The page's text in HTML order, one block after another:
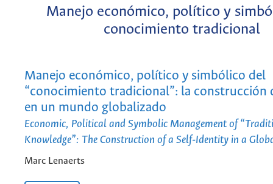
Manejo económico, político y
conocimiento tradicional
Manejo económico, político y simbólico del
“conocimiento tradicional”: la construcción
en un mundo globalizado
Economic, Political and Symbolic Management of
Knowledge”: The Construction of a Self-Identity in a
Marc Lenaerts